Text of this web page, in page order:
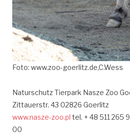
Foto: www.zoo-goerlitz.de,C.Wess
Naturschutz Tierpark Nasze Zoo
Zittauerstr. 43 02826 Goerlitz
www.nasze-zoo.pl tel. + 48 511 265
00